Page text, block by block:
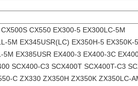
CX550 EX300-5 EX300LC-5M
5M EX345USR(LC) EX350H-5 EX350K-
5M EX385USR EX400-3 EX400-3C
SCX400-C3 SCX400T SCX400T-C3
C ZX330 ZX350H ZX350K ZX350LC-